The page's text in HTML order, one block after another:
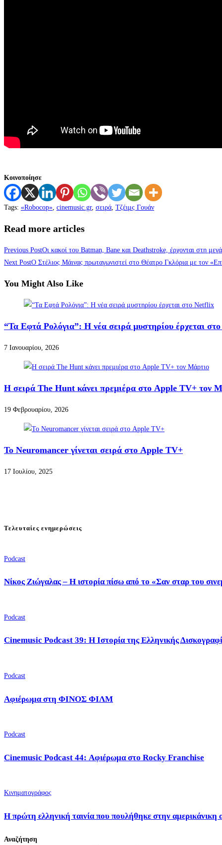
Κοινοποίησε
Tags: «Robocop» cinemusic.gr, σειρά Τζέιμς Γουάν
Read more articles
Previous PostΟι κακοί του Batman, Bane και Deathstroke, έρχονται στη
Next PostΟ Στέλιος Μάινας πρωταγωνιστεί στο Θέατρο Γκλόρια με τον
You Might Also Like
“Τα Εφτά Ρολόγια”: Η νέα σειρά μυστηρίου έρχεται
7 Ιανουαρίου, 2026
Η σειρά The Hunt κάνει πρεμιέρα στο Apple TV+ τον
19 Φεβρουαρίου, 2026
Το Neuromancer γίνεται σειρά στο Apple TV+
17 Ιουλίου, 2025
Τελευταίες ενημερώσεις
Podcast
Νίκος Ζιώγαλας – Η ιστορία πίσω από το «Σαν σταρ του
Podcast
Cinemusic Podcast 39: Η Ιστορία της Ελληνικής
Podcast
Αφιέρωμα στη ΦΙΝΟΣ ΦΙΛΜ
Podcast
Cinemusic Podcast 44: Αφιέρωμα στο Rocky Franchise
Κινηματογράφος
Η πρώτη ελληνική ταινία που πουλήθηκε στην αμερικάνικη
Αναζήτηση